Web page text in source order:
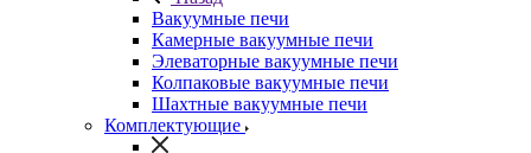
Вакуумные печи
Камерные вакуумные печи
Элеваторные вакуумные печи
Колпаковые вакуумные печи
Шахтные вакуумные печи
Комплектующие